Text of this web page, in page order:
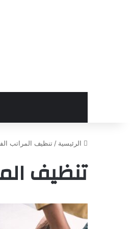
الرئيسية / تنظيف المراتب
تنظيف